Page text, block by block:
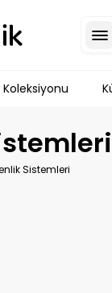
Sistemleri